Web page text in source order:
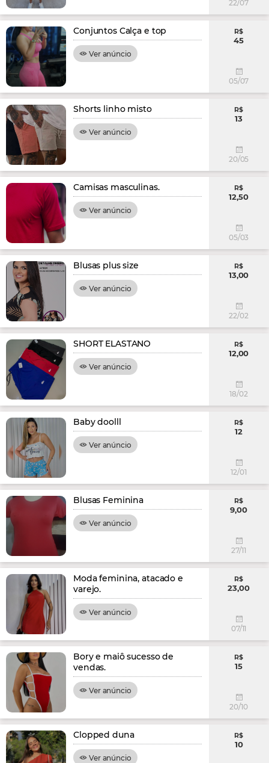
22/07
Conjuntos Calça e top
Ver anúncio
R$
45
05/07
Shorts linho misto
Ver anúncio
R$
13
20/05
Camisas masculinas.
Ver anúncio
R$
12,50
05/03
Blusas plus size
Ver anúncio
R$
13,00
22/02
SHORT ELASTANO
Ver anúncio
R$
12,00
18/02
Baby doolll
Ver anúncio
R$
12
12/01
Blusas Feminina
Ver anúncio
R$
9,00
27/11
Moda feminina, atacado e
varejo.
Ver anúncio
R$
23,00
07/11
Bory e maiô sucesso de
vendas.
Ver anúncio
R$
15
20/10
Clopped duna
Ver anúncio
R$
10